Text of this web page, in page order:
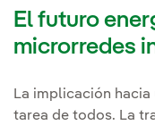
El futuro
microrredes
La implicación
tarea de todos. La